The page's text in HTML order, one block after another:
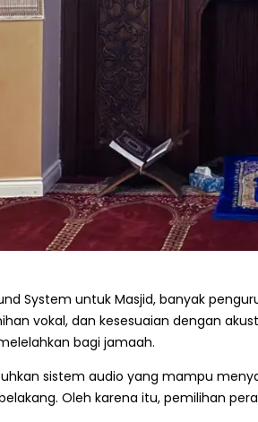
System untuk Masjid, banyak
vokal, dan kesesuaian dengan
bagi jamaah.
sistem audio yang mampu
Oleh karena itu, pemilihan